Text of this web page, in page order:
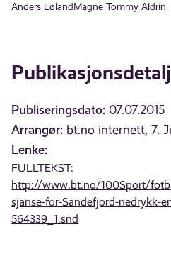
Anders LølandMagne Tommy Aldrin
Publiseringsdato: 07.07.2015
Arrangør: bt.no internett, 7.
Lenke:
FULLTEKST:
http://www.bt.no/100Sport/
sjanse-for-Sandefjord-nedrykk-
564339_1.snd